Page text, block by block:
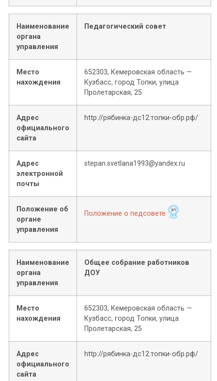
Наименование
органа
управления
Педагогический совет
Место
нахождения
652303, Кемеровская область —
Кузбасс, город Топки, улица
Пролетарская, 25
Адрес
официального
сайта
http://рябинка-дс12.топки-обр.рф/
Адрес
электронной
почты
stepan.svetlana1993@yandex.ru
Положение об
органе
управления
Положение о педсовете
Наименование
органа
управления
Общее собрание работников
ДОУ
Место
нахождения
652303, Кемеровская область —
Кузбасс, город Топки, улица
Пролетарская, 25
Адрес
официального
сайта
http://рябинка-дс12.топки-обр.рф/